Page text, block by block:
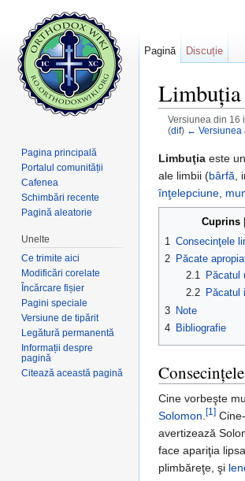
Limbuția
Versiunea din 16
(dif) ← Versiunea
Limbuţia este
ale limbii (bârfă
înţelepciune
Cuprins
1 Consecinţele
2 Păcate
2.1
Păcatul
2.2
Păcatul
3 Note
4 Bibliografie
Cine vorbeşte
Solomon [1]
avertizează
face apariţia
plimbăreţe, şi
Pagină Discuție
Pagina principală
Portalul comunității
Cafenea
Schimbări recente
Pagină aleatorie
Unelte
Ce trimite aici
Modificări corelate
Încărcare fișier
Pagini speciale
Versiune de tipărit
Legătură permanentă
Informații despre
pagină
Citează această pagină